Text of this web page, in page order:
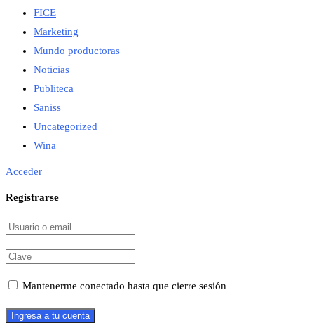
FICE
Marketing
Mundo productoras
Noticias
Publiteca
Saniss
Uncategorized
Wina
Acceder
Registrarse
Mantenerme conectado hasta que cierre sesión